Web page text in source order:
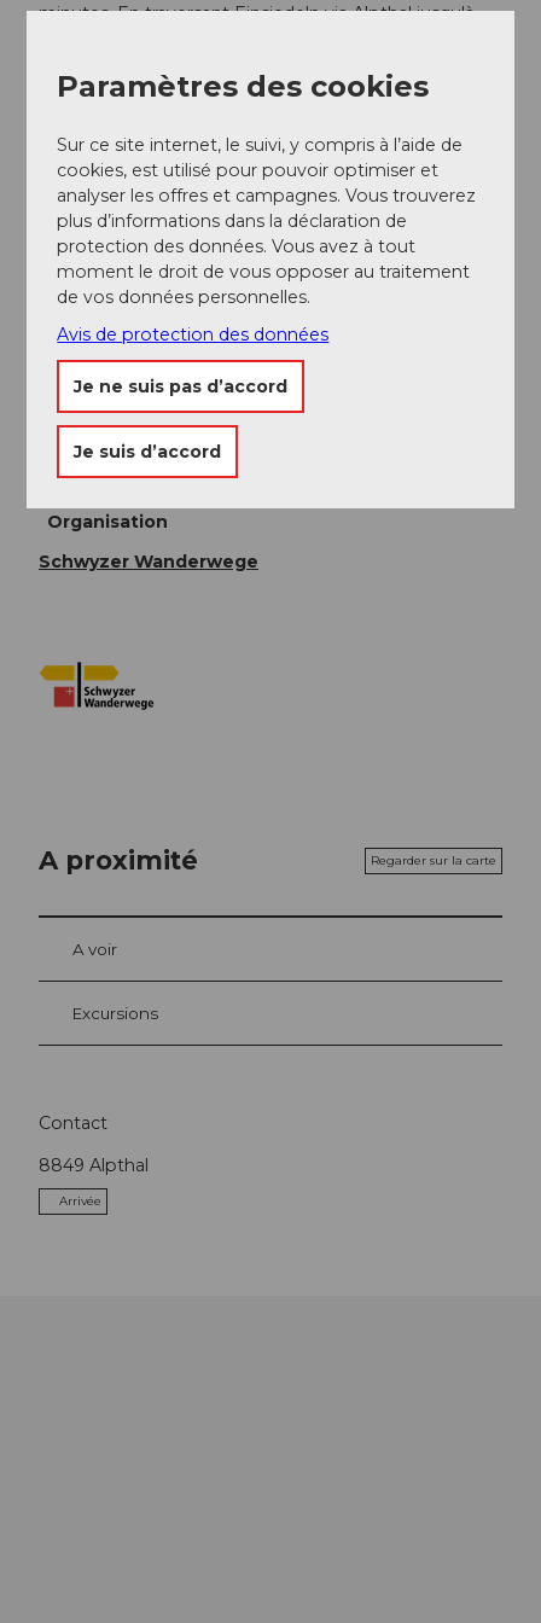
minutes. En traversant Einsiedeln via Alpthal jusqu'à
Un grand parking (payant) est à votre disposition.
Transports en commun
En bus depuis la gare d'Einsiedeln jusqu'à Brunni-
Alpthal. L'arrêt de bus s'appelle Brunni Talstation LBH.
C'est le terminus de cette ligne.
Horairedu téléphérique Brunni-Holzegg.
Auteur(e)
Organisation
Schwyzer Wanderwege
A proximité Regarder sur la carte
A voir
Excursions
Contact
8849 Alpthal
Arrivée
Paramètres des cookies
Sur ce site internet, le suivi, y compris à l’aide de
cookies, est utilisé pour pouvoir optimiser et
analyser les offres et campagnes. Vous trouverez
plus d’informations dans la déclaration de
protection des données. Vous avez à tout
moment le droit de vous opposer au traitement
de vos données personnelles.
Avis de protection des données
Je ne suis pas d’accord
Je suis d’accord